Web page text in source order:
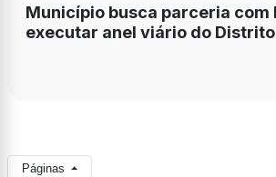
Município busca parceria com
executar anel viário do
Páginas